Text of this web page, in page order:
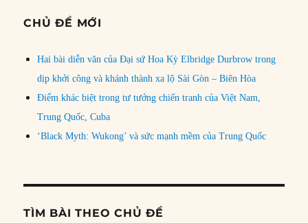
CHỦ ĐỀ MỚI
Hai bài diễn văn của Đại sứ Hoa Kỳ Elbridge Durbrow trong
dịp khởi công và khánh thành xa lộ Sài Gòn – Biên Hòa
Điểm khác biệt trong tư tưởng chiến tranh của Việt Nam,
Trung Quốc, Cuba
‘Black Myth: Wukong’ và sức mạnh mềm của Trung Quốc
TÌM BÀI THEO CHỦ ĐỀ